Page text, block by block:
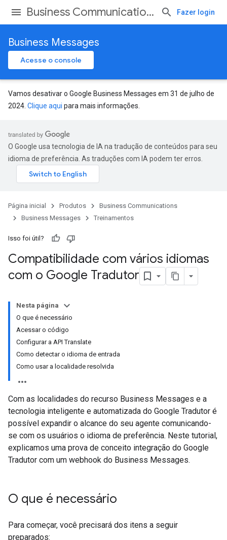
Business Communications Fazer login
Business Messages
Acesse o console
Vamos desativar o Google Business Messages em 31 de julho de
2024. Clique aqui para mais informações.
O Google usa tecnologia de IA na tradução de conteúdos para seu
idioma de preferência. As traduções com IA podem ter erros.
Página inicial Produtos
Business Communications
Business Messages
Treinamentos
Isso foi útil?
Compatibilidade com vários idiomas
com o Google Tradutor
Nesta página
O que é necessário
Acessar o código
Configurar a API Translate
Como detectar o idioma de entrada
Como usar a localidade resolvida
Com as localidades do recurso Business Messages e a
tecnologia inteligente e automatizada do Google Tradutor é
possível expandir o alcance do seu agente comunicando-
se com os usuários o idioma de preferência. Neste tutorial,
explicamos uma prova de conceito integração do Google
Tradutor com um webhook do Business Messages.
O que é necessário
Para começar, você precisará dos itens a seguir
preparados: